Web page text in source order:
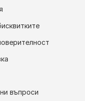
въпроси